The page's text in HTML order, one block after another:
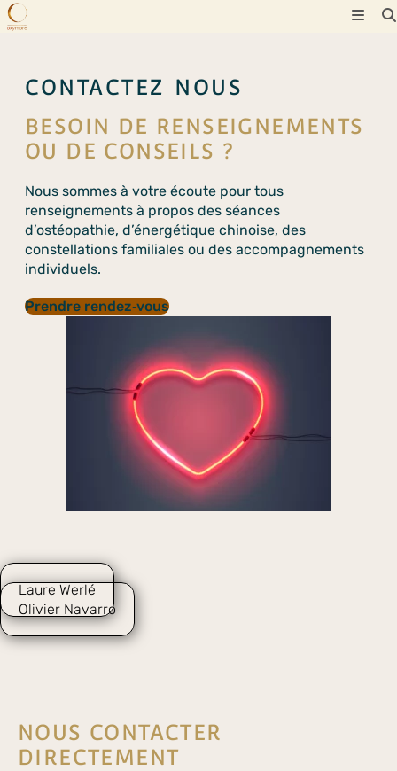
Skip
to
CONTACTEZ NOUS
BESOIN DE RENSEIGNEMENTS
OU DE CONSEILS ?
Nous sommes à votre écoute pour tous
renseignements à propos des séances
d’ostéopathie, d’énergétique chinoise, des
constellations familiales ou des accompagnements
individuels.
Prendre rendez‑vous
Laure Werlé
Olivier Navarro
NOUS CONTACTER
DIRECTEMENT